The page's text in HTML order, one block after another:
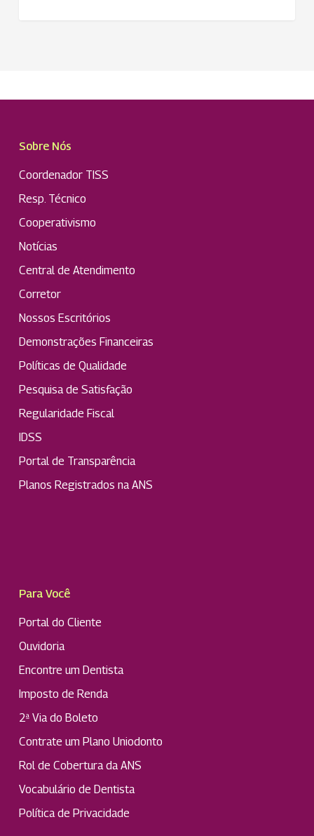
Sobre Nós
Coordenador TISS
Resp. Técnico
Cooperativismo
Notícias
Central de Atendimento
Corretor
Nossos Escritórios
Demonstrações Financeiras
Políticas de Qualidade
Pesquisa de Satisfação
Regularidade Fiscal
IDSS
Portal de Transparência
Planos Registrados na ANS
Para Você
Portal do Cliente
Ouvidoria
Encontre um Dentista
Imposto de Renda
2ª Via do Boleto
Contrate um Plano Uniodonto
Rol de Cobertura da ANS
Vocabulário de Dentista
Política de Privacidade